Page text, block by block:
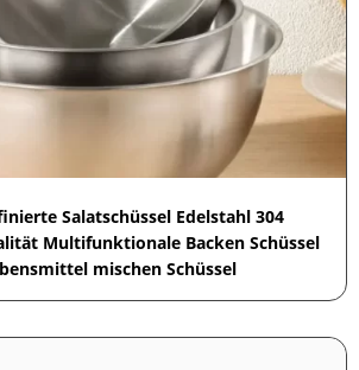
Salatschüssel Edelstahl 304
Multifunktionale Backen Schüssel
mischen Schüssel